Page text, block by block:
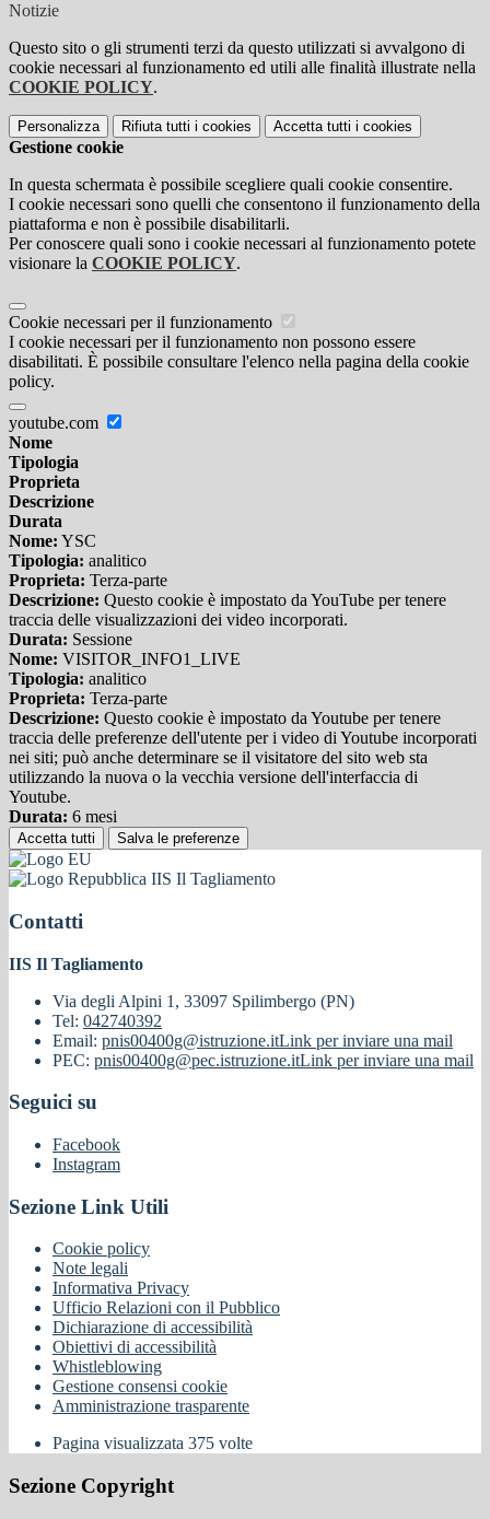
Notizie
Questo sito o gli strumenti terzi da questo utilizzati si avvalgono di
cookie necessari al funzionamento ed utili alle finalità illustrate nella
COOKIE POLICY.
Personalizza Rifiuta tutti i cookies Accetta tutti i cookies
Gestione cookie
In questa schermata è possibile scegliere quali cookie consentire.
I cookie necessari sono quelli che consentono il funzionamento della
piattaforma e non è possibile disabilitarli.
Per conoscere quali sono i cookie necessari al funzionamento potete
visionare la COOKIE POLICY.
Cookie necessari per il funzionamento
I cookie necessari per il funzionamento non possono essere
disabilitati. È possibile consultare l'elenco nella pagina della cookie
policy.
youtube.com
Nome
Tipologia
Proprieta
Descrizione
Durata
Nome: YSC
Tipologia: analitico
Proprieta: Terza-parte
Descrizione: Questo cookie è impostato da YouTube per tenere
traccia delle visualizzazioni dei video incorporati.
Durata: Sessione
Nome: VISITOR_INFO1_LIVE
Tipologia: analitico
Proprieta: Terza-parte
Descrizione: Questo cookie è impostato da Youtube per tenere
traccia delle preferenze dell'utente per i video di Youtube incorporati
nei siti; può anche determinare se il visitatore del sito web sta
utilizzando la nuova o la vecchia versione dell'interfaccia di
Youtube.
Durata: 6 mesi
Accetta tutti Salva le preferenze
IIS Il Tagliamento
Contatti
IIS Il Tagliamento
Via degli Alpini 1, 33097 Spilimbergo (PN)
Tel: 042740392
Email: pnis00400g@istruzione.itLink per inviare una mail
PEC: pnis00400g@pec.istruzione.itLink per inviare una mail
Seguici su
Facebook
Instagram
Sezione Link Utili
Cookie policy
Note legali
Informativa Privacy
Ufficio Relazioni con il Pubblico
Dichiarazione di accessibilità
Obiettivi di accessibilità
Whistleblowing
Gestione consensi cookie
Amministrazione trasparente
Pagina visualizzata 375 volte
Sezione Copyright